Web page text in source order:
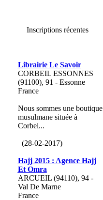
Inscriptions récentes
Librairie Le Savoir
CORBEIL ESSONNES
(91100), 91 - Essonne
France
Nous sommes une boutique
musulmane située à
Corbei...
(28-02-2017)
Hajj 2015 : Agence Hajj
Et Omra
ARCUEIL (94110), 94 -
Val De Marne
France